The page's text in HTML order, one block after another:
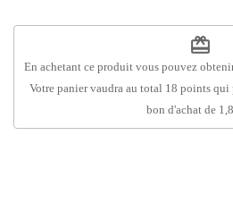
redeem
En achetant ce produit vous pouvez
Votre panier vaudra au total 18 pointsqui
bon d'achat de